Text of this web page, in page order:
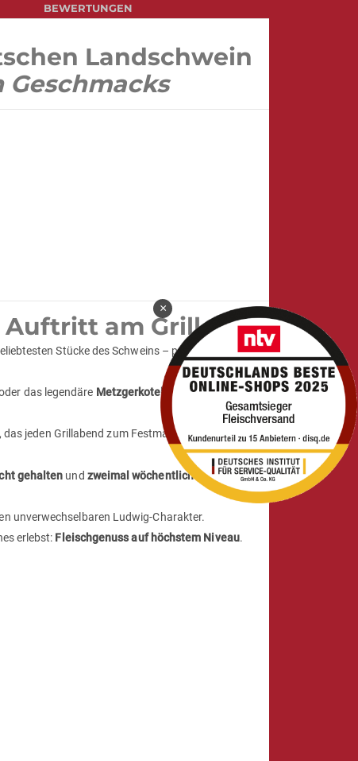
Landschwein
Auftritt am Grill
Stücke des Schweins – perfekt
das legendäre Metzgerkotelett
– jedes Stück
jeden Grillabend zum Festmahl macht.
gehalten und zweimal wöchentlich direkt bei uns
unverwechselbaren Ludwig-Charakter.
erlebst: Fleischgenuss auf höchstem Niveau.
BEWERTUNGEN
×